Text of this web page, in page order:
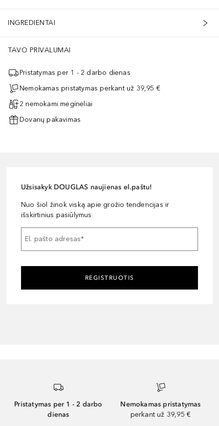
INGREDIENTAI
TAVO PRIVALUMAI
Pristatymas per 1 - 2 darbo dienas
Nemokamas pristatymas perkant už 39,95 €
2 nemokami mėginėliai
Dovanų pakavimas
Užsisakyk DOUGLAS naujienas el.paštu!
Nuo šiol žinok viską apie grožio tendencijas ir
išskirtinius pasiūlymus
El. pašto adresas*
REGISTRUOTIS
Pristatymas per 1 - 2 darbo
dienas
Nemokamas pristatymas
perkant už 39,95 €